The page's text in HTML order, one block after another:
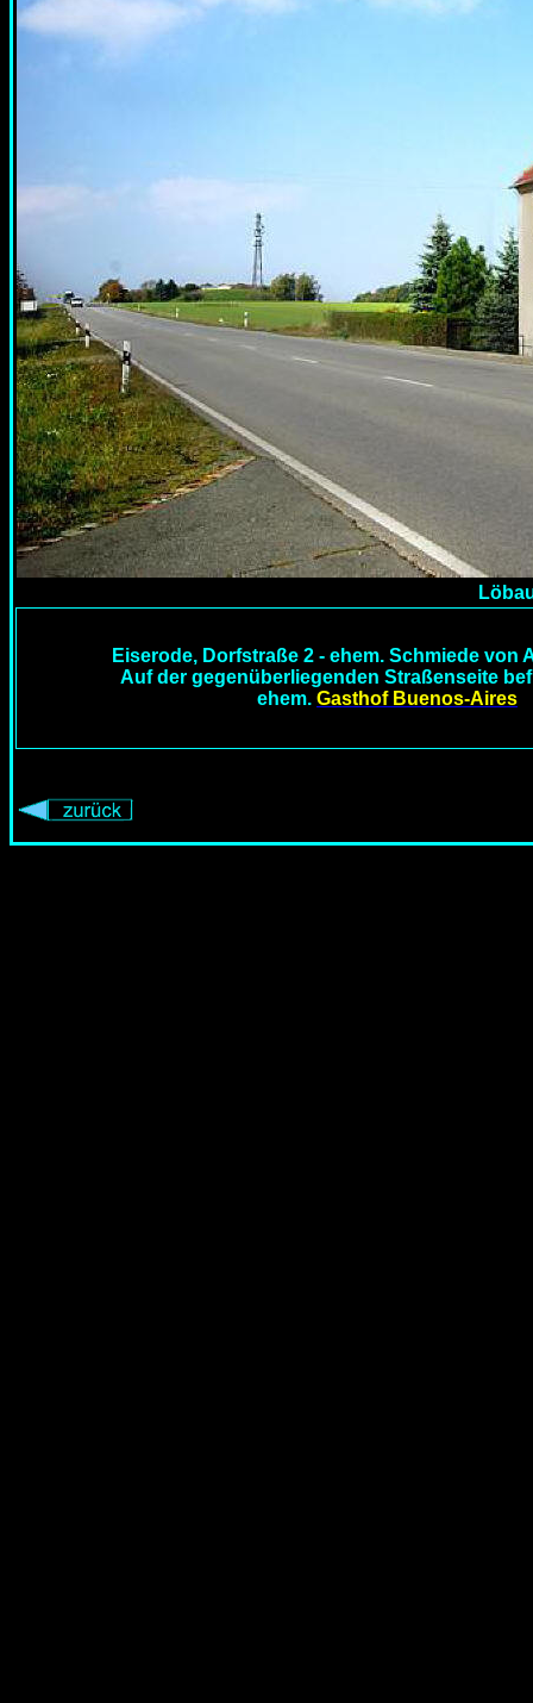
Eiserode, Dorfstraße 2 - ehem. Schmiede von
Auf der gegenüberliegenden Straßenseite
ehem. Gasthof Buenos-Aires